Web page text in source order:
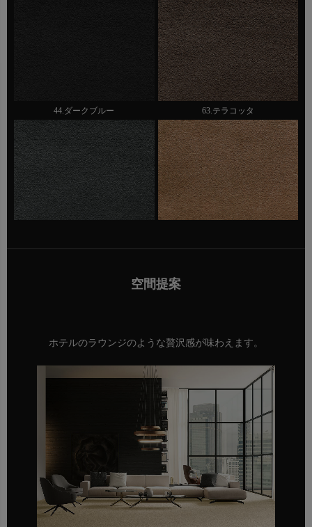
44.ダークブルー 63.テラコッタ
空間提案
ホテルのラウンジのような贅沢感が味わえます。